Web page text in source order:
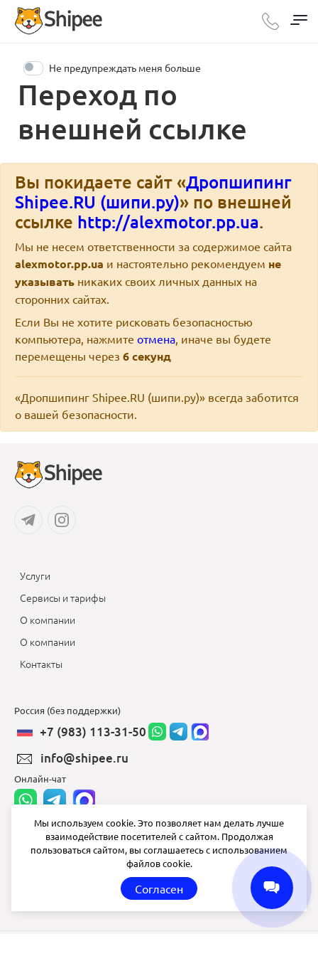
Переход по
внешней ссылке
Не предупреждать меня больше
Вы покидаете сайт «Дропшипинг
Shipee.RU (шипи.ру)» по внешней
ссылке http://alexmotor.pp.ua.
Мы не несем ответственности за содержимое сайта
alexmotor.pp.ua и настоятельно рекомендуем не
указывать никаких своих личных данных на
сторонних сайтах.
Если Вы не хотите рисковать безопасностью
компьютера, нажмите отмена, иначе вы будете
перемещены через 6секунд
«Дропшипинг Shipee.RU (шипи.ру)» всегда заботится
о вашей безопасности.
Услуги
Сервисы и тарифы
О компании
О компании
Контакты
Россия (без поддержки)
+7 (983) 113-31-50
info@shipee.ru
Онлайн-чат
info@shipee.ru
СБ ВС выходной
Мы используем cookie. Это позволяет нам делать лучше
взаимодействие посетителей с сайтом. Продолжая
пользоваться сайтом, вы соглашаетесь с использованием
файлов cookie.
Согласен